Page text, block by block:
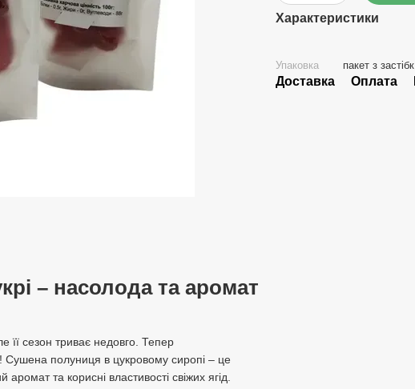
– насолода та аромат
її сезон триває недовго. Тепер
Сушена полуниця в цукровому сиропі – це
та корисні властивості свіжих ягід.
Характеристики
Упаковка пакет з застібк
Доставка Оплата